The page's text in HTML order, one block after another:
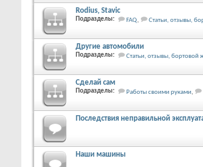
Rodius, Stavic
Подразделы: FAQ, Статьи, отзывы,
Другие автомобили
Подразделы: Статьи, отзывы, бортовой
Сделай сам
Подразделы: Работы своими руками,
Последствия неправильной
Наши машины